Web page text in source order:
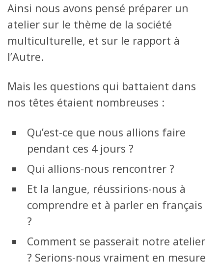
Ainsi nous avons pensé préparer un
atelier sur le thème de la société
multiculturelle, et sur le rapport à
l’Autre.
Mais les questions qui battaient dans
nos têtes étaient nombreuses :
Qu’est-ce que nous allions faire
pendant ces 4 jours ?
Qui allions-nous rencontrer ?
Et la langue, réussirions-nous à
comprendre et à parler en français
?
Comment se passerait notre atelier
? Serions-nous vraiment en mesure